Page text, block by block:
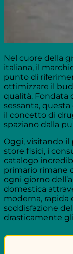
Nel cuore della
italiana, il
punto di
ottimizzare il
qualità. Fondata
sessanta,
il concetto di
spaziano dalla
Oggi, visitando
store fisici, i
catalogo
primario rimane
ogni giorno
domestica
moderna, rapida
soddisfazione
drasticamente